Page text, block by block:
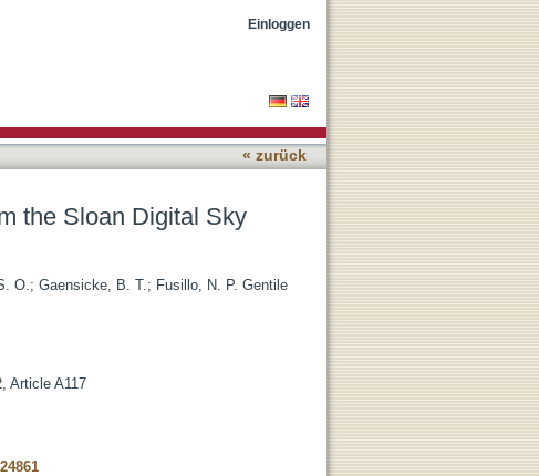
Einloggen
« zurück
the Sloan Digital Sky
O.; Gaensicke, B. T.; Fusillo, N. P. Gentile
Article A117